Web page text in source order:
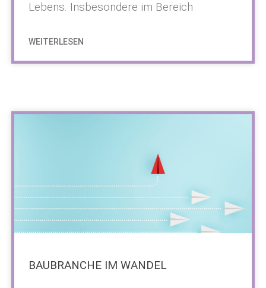
Lebens. Insbesondere im Bereich
WEITERLESEN
BAUBRANCHE IM WANDEL